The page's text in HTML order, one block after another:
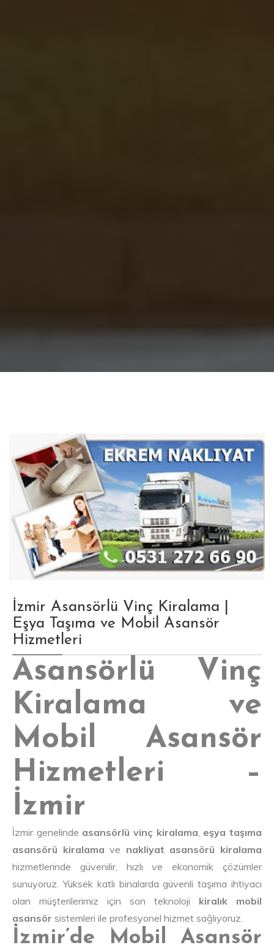
İzmir Asansörlü Vinç Kiralama |
Eşya Taşıma ve Mobil Asansör
Hizmetleri
Asansörlü Vinç
Kiralama ve
Mobil Asansör
Hizmetleri –
İzmir
İzmir genelinde asansörlü vinç kiralama eşya taşıma
asansörü kiralama ve nakliyat asansörü kiralama
hizmetlerinde güvenilir, hızlı ve ekonomik çözümler
sunuyoruz. Yüksek katlı binalarda güvenli taşıma ihtiyacı
olan müşterilerimiz için son teknoloji kiralık mobil
asansör sistemleri ile profesyonel hizmet sağlıyoruz.
İzmir’de Mobil Asansör